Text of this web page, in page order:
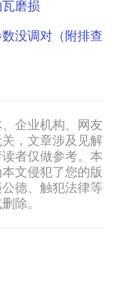
磨损
没调对（附排查
企业机构、网友
，文章涉及见解
者仅做参考。本
文侵犯了您的版
德、触犯法律等
除。